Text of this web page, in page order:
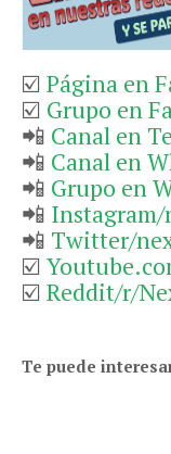
☑️ Página en
☑️ Grupo en
📲 Canal en
📲 Canal en
📲 Grupo en
📲
📲 Twitter/
☑️
☑️ Reddit/r/
Te puede